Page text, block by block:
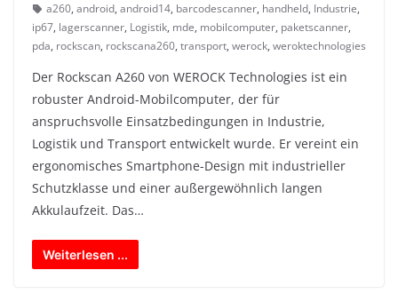
a260, android, android14, barcodescanner, handheld, Industrie,
ip67, lagerscanner, Logistik, mde, mobilcomputer, paketscanner,
pda, rockscan, rockscana260, transport, werock, weroktechnologies
Der Rockscan A260 von WEROCK Technologies ist ein
robuster Android-Mobilcomputer, der für
anspruchsvolle Einsatzbedingungen in Industrie,
Logistik und Transport entwickelt wurde. Er vereint ein
ergonomisches Smartphone-Design mit industrieller
Schutzklasse und einer außergewöhnlich langen
Akkulaufzeit. Das…
Weiterlesen ...